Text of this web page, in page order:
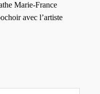
Marie-France
avec l’artiste